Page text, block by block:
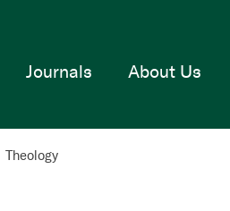
Journals About Us
Theology